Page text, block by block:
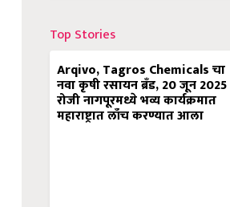
Top Stories
Arqivo, Tagros Chemicals चा
नवा कृषी रसायन ब्रँड, 20 जून 2025
रोजी नागपूरमध्ये भव्य कार्यक्रमात
महाराष्ट्रात लाँच करण्यात आला